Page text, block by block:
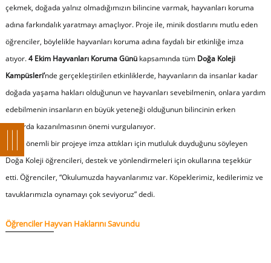
çekmek, doğada yalnız olmadığımızın bilincine varmak, hayvanları koruma
adına farkındalık yaratmayı amaçlıyor. Proje ile, minik dostlarını mutlu eden
öğrenciler, böylelikle hayvanları koruma adına faydalı bir etkinliğe imza
atıyor.4 Ekim Hayvanları Koruma Günükapsamında tüm Doğa Koleji
Kampüsleri’nde gerçekleştirilen etkinliklerde, hayvanların da insanlar kadar
doğada yaşama hakları olduğunun ve hayvanları sevebilmenin, onlara yardım
edebilmenin insanların en büyük yeteneği olduğunun bilincinin erken
yaşlarda kazanılmasının önemi vurgulanıyor.
Böyle önemli bir projeye imza attıkları için mutluluk duyduğunu söyleyen
Doğa Koleji öğrencileri, destek ve yönlendirmeleri için okullarına teşekkür
etti. Öğrenciler, “Okulumuzda hayvanlarımız var. Köpeklerimiz, kedilerimiz ve
tavuklarımızla oynamayı çok seviyoruz” dedi.
Öğrenciler Hayvan Haklarını Savundu